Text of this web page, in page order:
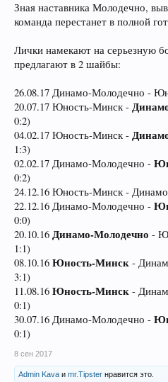
Зная наставника Молодечно,
команда перестанет в полной
Лички намекают на серьезную
предлагают в 2 шайбы:
26.08.17 Динамо-Молодечно -
20.07.17 Юность-Минск -
0:2)
04.02.17 Юность-Минск -
1:3)
02.02.17 Динамо-Молодечно -
0:2)
24.12.16 Юность-Минск -
22.12.16 Динамо-Молодечно -
0:0)
20.10.16 Динамо-Молодечно -
1:1)
08.10.16 Юность-Минск -
3:1)
11.08.16 Юность-Минск -
0:1)
30.07.16 Динамо-Молодечно -
0:1)
8 сен 2017
Admin Kava и mr.Tipster нравится это.